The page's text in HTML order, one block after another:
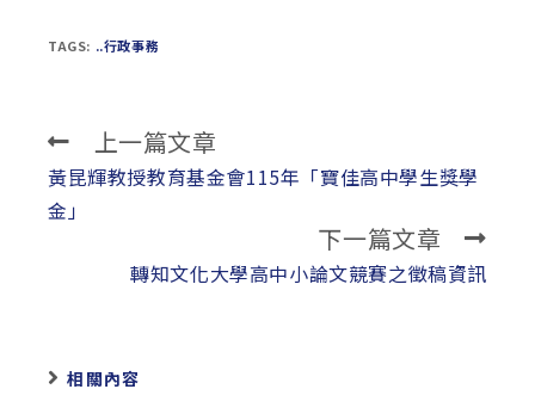
TAGS: ..行政事務
Read
more
articles
上一篇文章
黃昆輝教授教育基金會115年「寶佳高中學生獎學
金」
下一篇文章
轉知文化大學高中小論文競賽之徵稿資訊
相關內容